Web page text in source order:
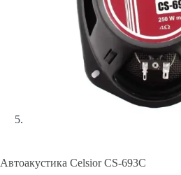
Автоакустика Celsior CS-693C